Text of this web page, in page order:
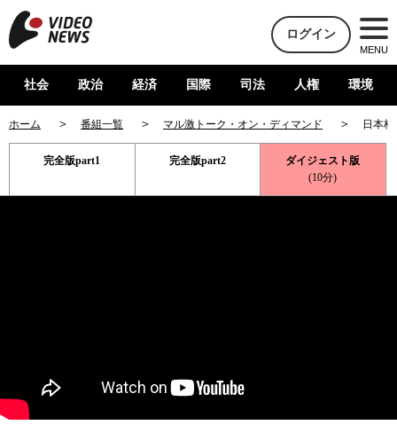
ログイン
MENU
社会 政治 経済 国際 司法 人権 環境
ホーム 番組一覧 マル激トーク・オン・ディマンド 日本
完全版part1 完全版part2
ダイジェスト版
(10分)